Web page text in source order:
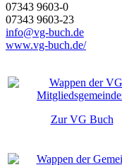
07343 9603-0
07343 9603-23
info@vg-buch.de
www.vg-buch.de/
Zur VG Buch